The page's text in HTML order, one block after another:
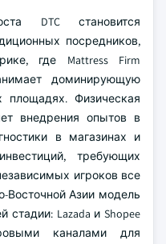
DTC становится
посредников,
где Mattress Firm
доминирующую
Физическая
внедрения опытов в
в магазинах и
требующих
игроков все
Азии модель
стадии: Lazada и Shopee
каналами для